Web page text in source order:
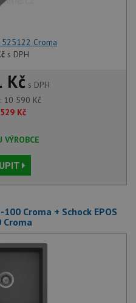
525122 Croma
s DPH
Kč s DPH
10 590 Kč
529 Kč
VÝROBCE
Croma + Schock EPOS
Croma